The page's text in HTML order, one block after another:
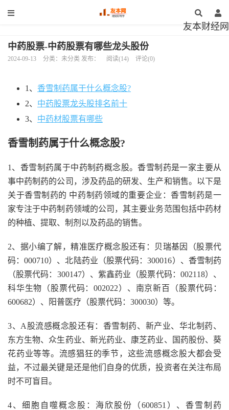
友本财经网
中药股票-中药股票有哪些龙头股份
2024-09-13 分类：未分类 发布： 阅读(14) 评论(0)
1、 香雪制药属于什么概念股?
2、 中药股票龙头股排名前十
3、 中药材股票有哪些
香雪制药属于什么概念股?
1、香雪制药属于中药制药概念股。香雪制药是一家主要从
事中药制药的公司，涉及药品的研发、生产和销售。以下是
关于香雪制药的 中药制药领域的重要企业：香雪制药是一
家专注于中药制药领域的公司，其主要业务范围包括中药材
的种植、提取、制剂以及药品的销售。
2、据小编了解，精准医疗概念股还有：贝瑞基因（股票代
码：000710）、北陆药业（股票代码：300016）、香雪制药
（股票代码：300147）、紫鑫药业（股票代码：002118）、
科华生物（股票代码：002022）、南京新百（股票代码：
600682）、阳普医疗（股票代码：300030）等。
3、A股流感概念股还有：香雪制药、新产业、华北制药、
东方生物、众生药业、新光药业、康芝药业、国药股份、葵
花药业等等。流感猖狂的季节，这些流感概念股大都会受
益，不过最关键是还是他们自身的优质，投资者在关注布局
时不可盲目。
4、细胞自噬概念股：海欣股份（600851）、香雪制药